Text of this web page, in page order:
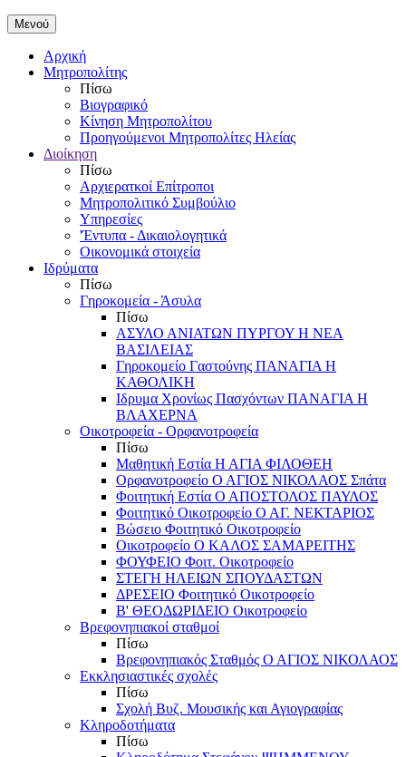
Μενού
Αρχική
Μητροπολίτης
Πίσω
Βιογραφικό
Κίνηση Μητροπολίτου
Προηγούμενοι Μητροπολίτες Ηλείας
Διοίκηση
Πίσω
Αρχιερατκοί Επίτροποι
Μητροπολιτικό Συμβούλιο
Υπηρεσίες
'Έντυπα - Δικαιολογητικά
Οικονομικά στοιχεία
Ιδρύματα
Πίσω
Γηροκομεία - Άσυλα
Πίσω
ΑΣΥΛΟ ΑΝΙΑΤΩΝ ΠΥΡΓΟΥ Η ΝΕΑ
ΒΑΣΙΛΕΙΑΣ
Γηροκομείο Γαστούνης ΠΑΝΑΓΙΑ Η
ΚΑΘΟΛΙΚΗ
Ιδρυμα Χρονίως Πασχόντων ΠΑΝΑΓΙΑ Η
ΒΛΑΧΕΡΝΑ
Οικοτροφεία - Ορφανοτροφεία
Πίσω
Μαθητική Εστία Η ΑΓΙΑ ΦΙΛΟΘΕΗ
Ορφανοτροφείο Ο ΑΓΙΟΣ ΝΙΚΟΛΑΟΣ Σπάτα
Φοιτητική Εστία Ο ΑΠΟΣΤΟΛΟΣ ΠΑΥΛΟΣ
Φοιτητικό Οικοτροφείο Ο ΑΓ. ΝΕΚΤΑΡΙΟΣ
Βώσειο Φοιτητικό Οικοτροφείο
Οικοτροφείο Ο ΚΑΛΟΣ ΣΑΜΑΡΕΙΤΗΣ
ΦΟΥΦΕΙΟ Φοιτ. Οικοτροφείο
ΣΤΕΓΗ ΗΛΕΙΩΝ ΣΠΟΥΔΑΣΤΩΝ
ΔΡΕΣΕΙΟ Φοιτητικό Οικοτροφείο
Β' ΘΕΟΔΩΡΙΔΕΙΟ Οικοτροφείο
Βρεφονηπιακοί σταθμοί
Πίσω
Βρεφονηπιακός Σταθμός Ο ΑΓΙΟΣ ΝΙΚΟΛΑΟΣ
Εκκλησιαστικές σχολές
Πίσω
Σχολή Βυζ. Μουσικής και Αγιογραφίας
Κληροδοτήματα
Πίσω